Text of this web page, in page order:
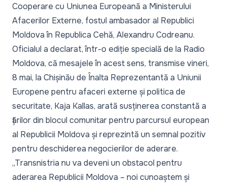
Cooperare cu Uniunea Europeană a Ministerului
Afacerilor Externe, fostul ambasador al Republici
Moldova în Republica Cehă, Alexandru Codreanu.
Oficialul a declarat, într-o ediție specială de la Radio
Moldova, că mesajele în acest sens, transmise vineri,
8 mai, la Chișinău de Înalta Reprezentantă a Uniunii
Europene pentru afaceri externe și politica de
securitate, Kaja Kallas, arată susținerea constantă a
țărilor din blocul comunitar pentru parcursul european
al Republicii Moldova și reprezintă un semnal pozitiv
pentru deschiderea negocierilor de aderare.
„Transnistria nu va deveni un obstacol pentru
aderarea Republicii Moldova – noi cunoaștem și